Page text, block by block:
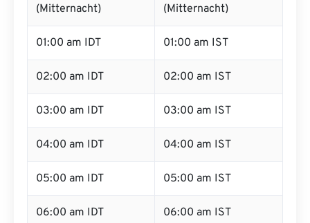
(Mitternacht)
(Mitternacht)
01:00 am IDT 01:00 am IST
02:00 am IDT 02:00 am IST
03:00 am IDT 03:00 am IST
04:00 am IDT 04:00 am IST
05:00 am IDT 05:00 am IST
06:00 am IDT 06:00 am IST